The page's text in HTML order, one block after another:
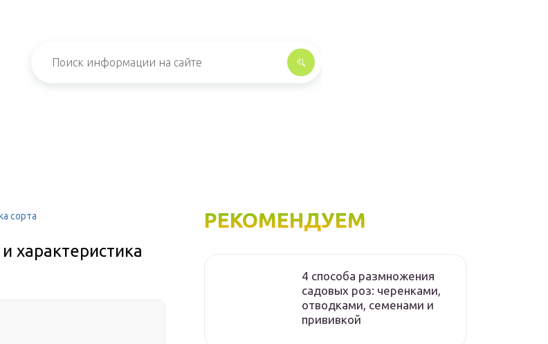
сорта
характеристика
РЕКОМЕНДУЕМ
4 способа размножения
садовых роз: черенками,
отводками, семенами и
прививкой